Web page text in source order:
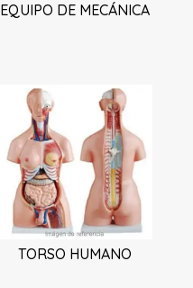
EQUIPO DE MECÁNICA
TORSO HUMANO